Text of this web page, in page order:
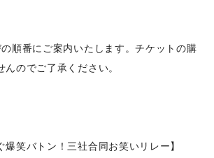
順番にご案内いたします。チケットの購
のでご了承ください。
爆笑バトン！三社合同お笑いリレー】